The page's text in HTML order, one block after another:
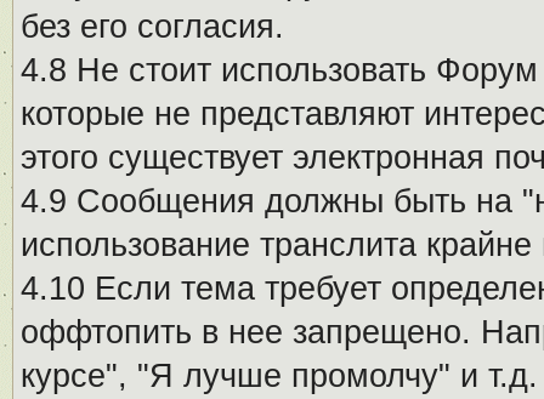
без его согласия.
4.8 Не стоит использовать
которые не представляют
этого существует электронная
4.9 Сообщения должны быть на
использование транслита
4.10 Если тема требует
оффтопить в нее запрещено.
курсе", "Я лучше промолчу" и